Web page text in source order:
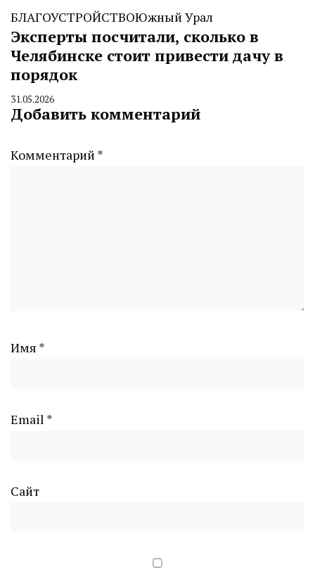
БЛАГОУСТРОЙСТВОЮжный Урал
Эксперты посчитали, сколько в
Челябинске стоит привести дачу в
порядок
By
CHELINDUSTRY
31.05.2026
Добавить комментарий
Комментарий *
Имя *
Email *
Сайт